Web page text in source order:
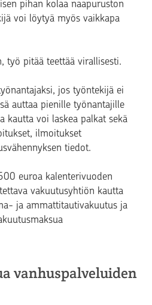
pihan kolaa naapuruston
voi löytyä myös vaikkapa
työ pitää teettää virallisesti.
jos työntekijä ei
auttaa pienille työnantajille
kautta voi laskea palkat sekä
ilmoitukset
tiedot.
euroa kalenterivuoden
vakuutusyhtiön kautta
ja ammattitautivakuutus ja
vanhuspalveluiden